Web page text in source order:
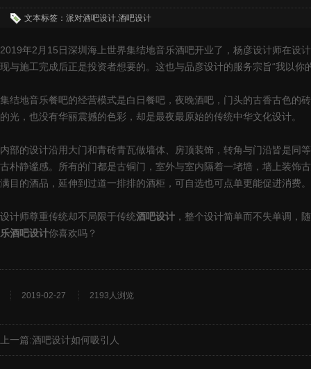
文本标签：派对酒吧设计,酒吧设计
2019年2月15日深圳海上世界集结地音乐酒吧开业了，杨彦设计师在设
现与施工完成后正是投资者想要的。这也与品彦设计的服务宗旨“我以
集结地音乐餐吧的经营模式是白日餐吧，夜晚酒吧，门头的古香古色的
的光，也没有华丽震撼的色彩，却是最夜最原始的传统中华文化设计。
内部的设计沿用大门和青砖青瓦做墙体、房顶装饰，转角与门沿皆是同
古朴静谧感。所有的门都是古铜门，室外与室内隔着一堵墙，墙上装饰
满目的酒品，延伸到过道一排排的酒柜，可自选也可点单更能促进消费
设计师尊重传统却不局限于传统酒吧设计 ，整个设计简单而不失单调，
乐酒吧设计你喜欢吗？
2019-02-27 2193人浏览
上一篇:酒吧设计如何吸引人